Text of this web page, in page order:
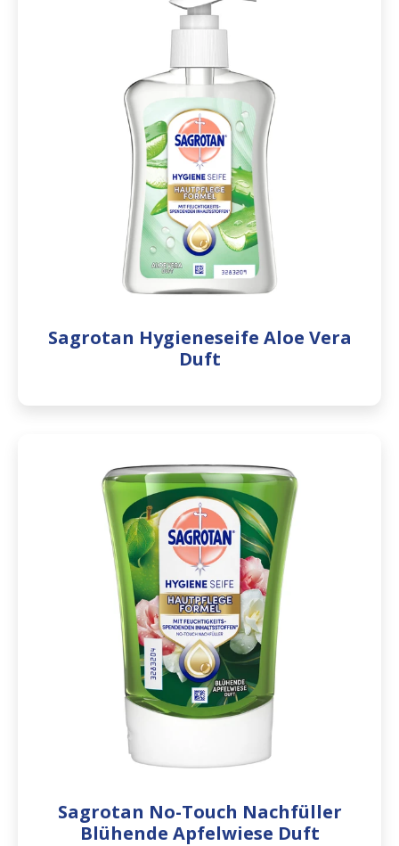
Sagrotan Hygieneseife Aloe Vera
Duft
Sagrotan No-Touch Nachfüller
Blühende Apfelwiese Duft